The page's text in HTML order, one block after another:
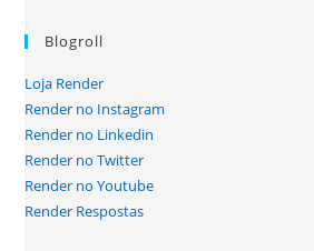
Blogroll
Loja Render
Render no Instagram
Render no Linkedin
Render no Twitter
Render no Youtube
Render Respostas